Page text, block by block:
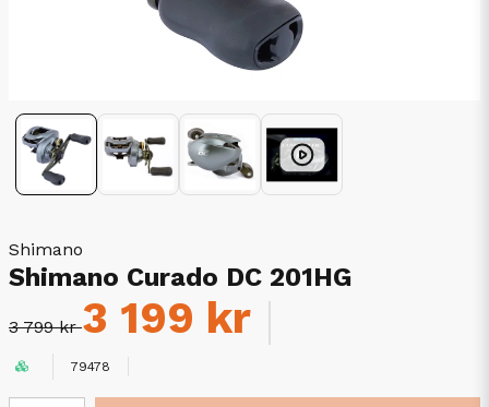
Shimano
Shimano Curado DC 201HG
3 799 kr3 199 kr
79478